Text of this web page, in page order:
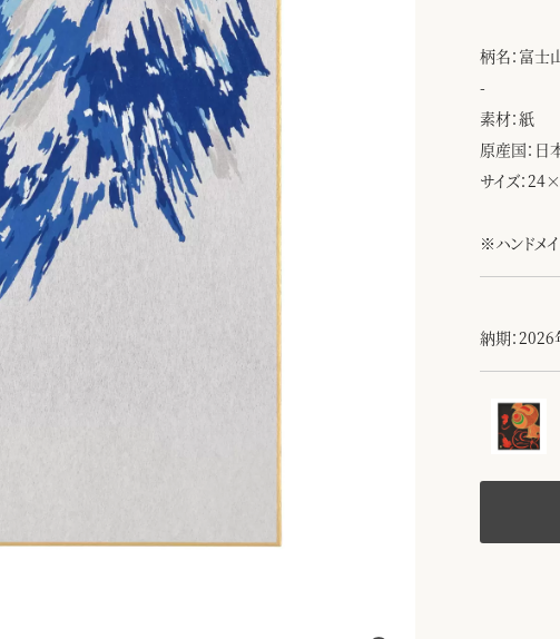
柄名：富士
-
素材：紙
原産国：日
サイズ：
※ハンドメ
納期：